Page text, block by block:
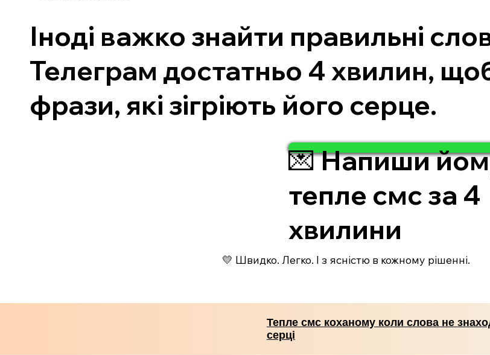
Іноді важко знайти правильні
Телеграм достатньо 4 хвилин,
фрази, які зігріють його серце.
💌 Напиши
тепле смс за 4
хвилини
💛 Швидко. Легко. І з ясністю в кожному рішенні.
Тепле смс коханому коли слова не
серці